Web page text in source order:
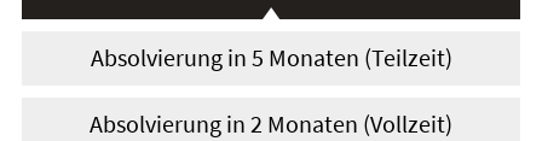
Absolvierung in 5 Monaten (Teilzeit)
Absolvierung in 2 Monaten (Vollzeit)